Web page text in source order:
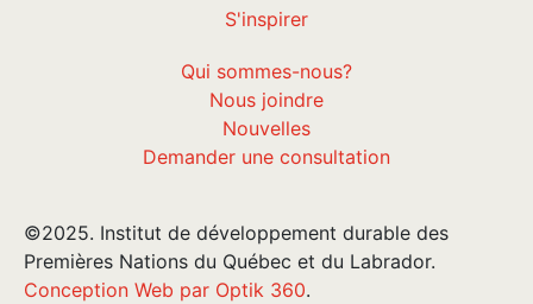
S'inspirer
Qui sommes-nous?
Nous joindre
Nouvelles
Demander une consultation
©2025. Institut de développement durable des
Premières Nations du Québec et du Labrador.
Conception Web par Optik 360.